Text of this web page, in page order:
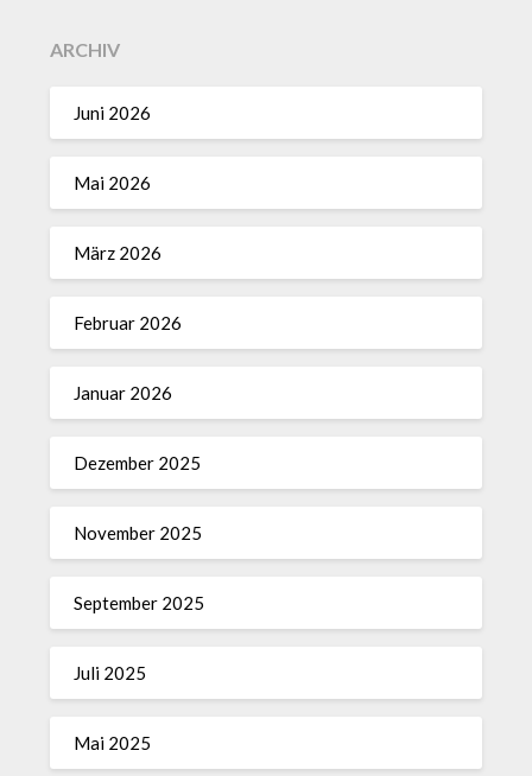
ARCHIV
Juni 2026
Mai 2026
März 2026
Februar 2026
Januar 2026
Dezember 2025
November 2025
September 2025
Juli 2025
Mai 2025